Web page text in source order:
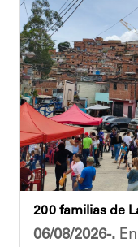
Ante la
Las cuadrillas
Yois Coellar
06/08/2026-.